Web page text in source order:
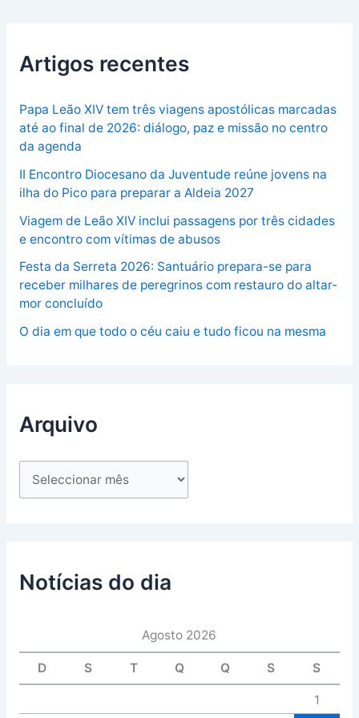
Artigos recentes
Papa Leão XIV tem três viagens apostólicas marcadas
até ao final de 2026: diálogo, paz e missão no centro
da agenda
II Encontro Diocesano da Juventude reúne jovens na
ilha do Pico para preparar a Aldeia 2027
Viagem de Leão XIV inclui passagens por três cidades
e encontro com vítimas de abusos
Festa da Serreta 2026: Santuário prepara-se para
receber milhares de peregrinos com restauro do altar-
mor concluído
O dia em que todo o céu caiu e tudo ficou na mesma
Arquivo
Notícias do dia
Agosto 2026
D S T Q Q S S
1